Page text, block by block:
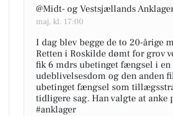
@Midt- og Vestsjællands
maj, kl. 17:00
I dag blev begge de to 20-årige
Retten i Roskilde dømt for grov
fik 6 mdrs ubetinget fængsel i en
udeblivelsesdom og den anden
ubetinget fængsel som
tidligere sag. Han valgte at anke
#anklager